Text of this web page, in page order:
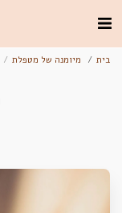
בית מיומנה של מטפלת